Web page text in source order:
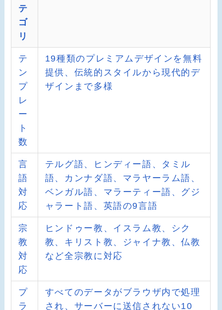
テ
ゴ
リ
テ
ン
プ
レ
ー
ト
数
19種類のプレミアムデザインを無料
提供、伝統的スタイルから現代的デ
ザインまで多様
言
語
対
応
テルグ語、ヒンディー語、タミル
語、カンナダ語、マラヤーラム語、
ベンガル語、マラーティー語、グジ
ャラート語、英語の9言語
宗
教
対
応
ヒンドゥー教、イスラム教、シク
教、キリスト教、ジャイナ教、仏教
など全宗教に対応
プ
ラ
すべてのデータがブラウザ内で処理
され、サーバーに送信されない10